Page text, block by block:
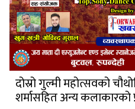
दोस्रो गुल्मी महोत्सवको
शर्मासहित अन्य कलाकारको